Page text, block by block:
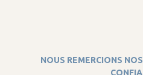
NOUS REMERCIONS